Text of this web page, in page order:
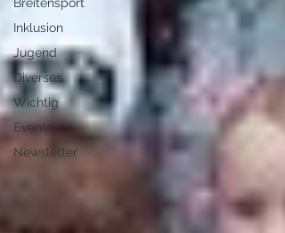
Inklusion
Jugend
Diverses
Wichtig
Events
Newsletter